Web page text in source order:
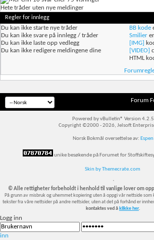
Hete tråder uten nye meldinger
Regler for innlegg
Du kan ikke starte nye tråder
Du kan ikke svare på innlegg / tråder
Du kan ikke laste opp vedlegg
Du kan ikke redigere meldingene dine
BB kode
Smilier er
[IMG]
[VIDEO]
HTML
Forum
Powered by vBulletin® Version 4.2.5
Copyright ©2000 - 2026, Jelsoft
Norsk Bokmål oversettelse av: Espen
unike besøkende på Forumet for
Skin by Themecrate.com
`
© Alle rettigheter forbeholdt i henhold til vanlige lover om
På grunn av misbruk og uhemmet kopiering uten å oppgi vår nettside
tekster fra våre nettsider på andre nettsider, uten at det på forhånd er
kontaktes ved å klikke her.
Logg inn
inn